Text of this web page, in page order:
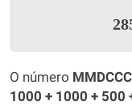
O número
1000 + 1000 + 500